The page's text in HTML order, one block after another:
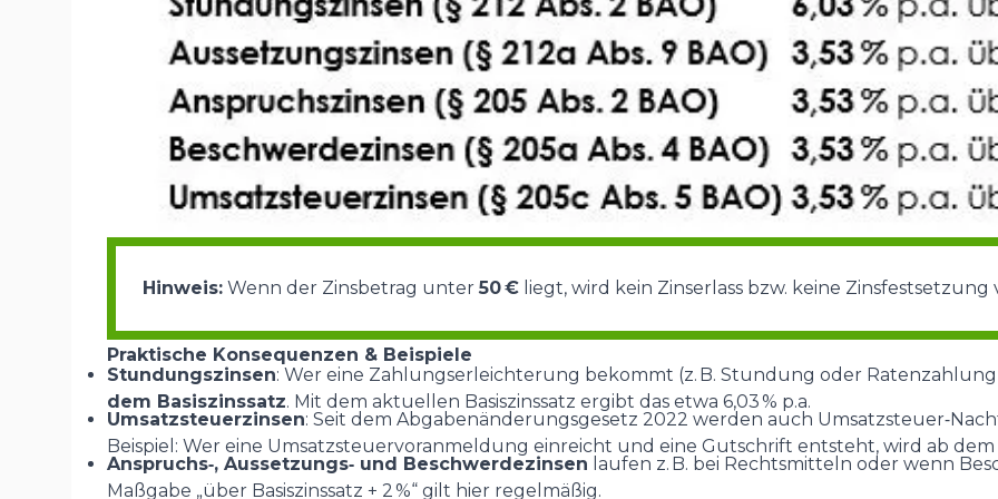
Hinweis: Wenn der Zinsbetrag unter50 € liegt, wird kein Zinserlass bzw. keine
Praktische Konsequenzen & Beispiele
Stundungszinsen: Wer eine Zahlungserleichterung bekommt (z. B. Stundung oder
dem Basiszinssatz. Mit dem aktuellen Basiszinssatz ergibt das etwa 6,03 % p.a.
Umsatzsteuerzinsen: Seit dem Abgabenänderungsgesetz 2022 werden auch
Beispiel: Wer eine Umsatzsteuervoranmeldung einreicht und eine Gutschrift entsteht, wird ab dem
Anspruchs‑, Aussetzungs‑ und Beschwerdezinsen laufen z. B. bei Rechtsmitteln oder wenn
Maßgabe „über Basiszinssatz + 2 %“ gilt hier regelmäßig.